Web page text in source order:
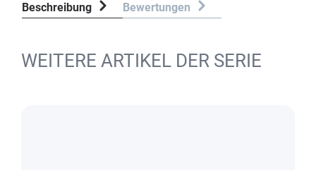
Beschreibung Bewertungen
WEITERE ARTIKEL DER SERIE